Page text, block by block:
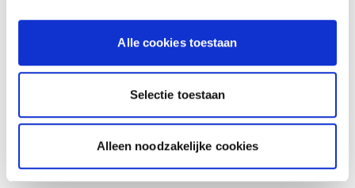
Alle cookies toestaan
Selectie toestaan
Alleen noodzakelijke cookies